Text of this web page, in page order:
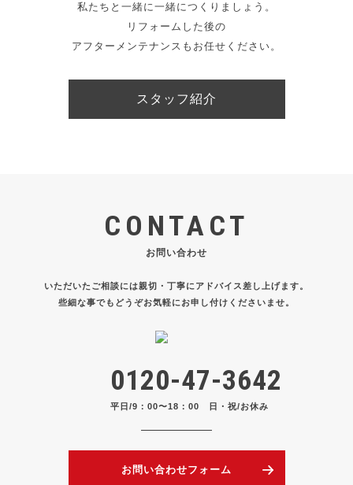
私たちと一緒に一緒につくりましょう。
リフォームした後の
アフターメンテナンスもお任せください。
スタッフ紹介
CONTACT
お問い合わせ
いただいたご相談には親切・丁寧にアドバイス差し上げます。
些細な事でもどうぞお気軽にお申し付けくださいませ。
0120-47-3642
平日/9：00〜18：00 日・祝/お休み
お問い合わせフォーム